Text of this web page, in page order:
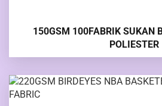
150GSM 100FABRIK SUKAN
POLIESTER